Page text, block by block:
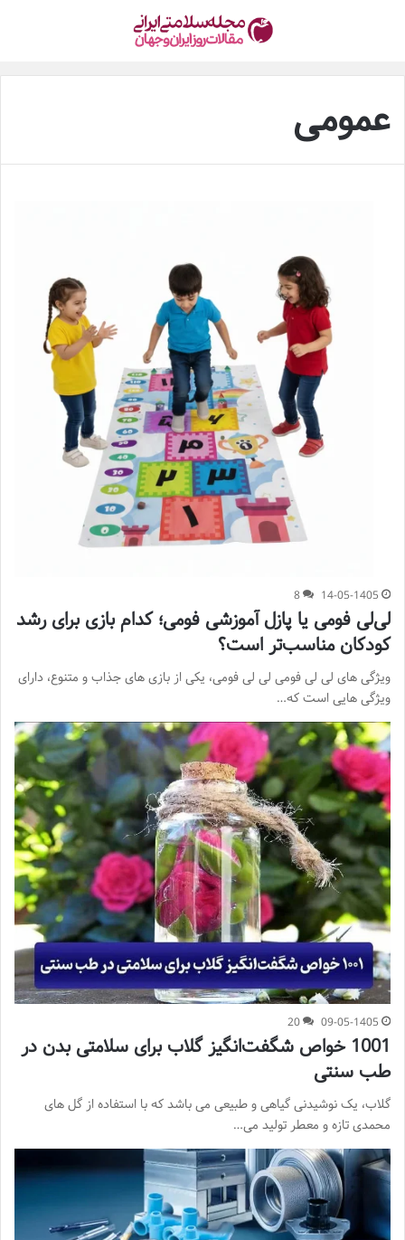
عمومی
14-05-1405
8
لی‌لی فومی یا پازل آموزشی فومی؛ کدام بازی برای رشد
کودکان مناسب‌تر است؟
ویژگی های لی لی فومی لی لی فومی، یکی از بازی های جذاب و متنوع، دارای
ویژگی هایی است که…
09-05-1405
20
1001 خواص شگفت‌انگیز گلاب برای سلامتی بدن در
طب سنتی
گلاب، یک نوشیدنی گیاهی و طبیعی می باشد که با استفاده از گل های
محمدی تازه و معطر تولید می…